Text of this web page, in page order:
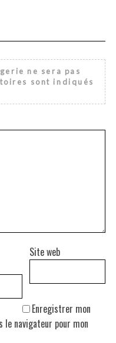
ne sera pas
sont indiqués
Site web
Enregistrer mon
le navigateur pour mon